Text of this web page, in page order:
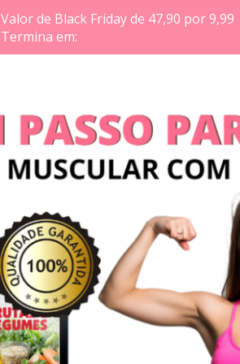
Valor de Black Friday de 47,90 por 9,99
Termina em: